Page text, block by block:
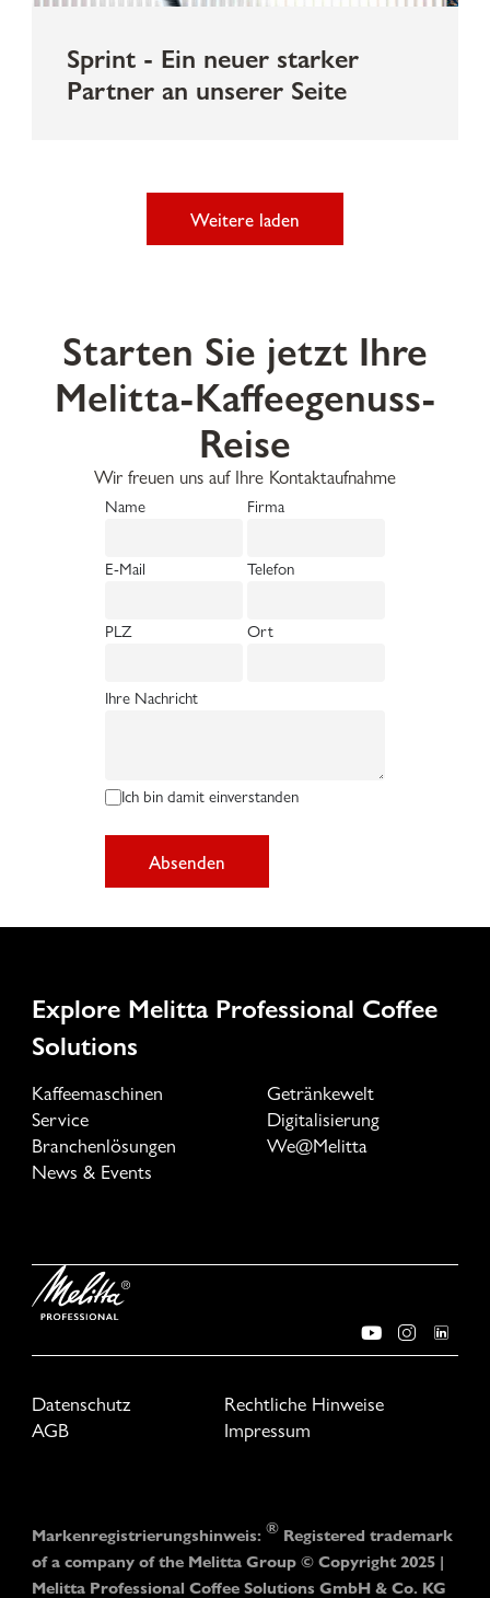
Sprint - Ein neuer starker
Partner an unserer Seite
Weitere laden
Starten Sie jetzt Ihre
Melitta-Kaffeegenuss-
Reise
Wir freuen uns auf Ihre Kontaktaufnahme
Name Firma
E-Mail Telefon
PLZ Ort
Ihre Nachricht
Ich bin damit einverstanden
Absenden
Explore Melitta Professional Coffee
Solutions
Kaffeemaschinen
Getränkewelt
Service
Digitalisierung
Branchenlösungen
We@Melitta
News & Events
Datenschutz
Rechtliche Hinweise
AGB
Impressum
Markenregistrierungshinweis: ® Registered trademark
of a company of the Melitta Group © Copyright 2025 |
Melitta Professional Coffee Solutions GmbH & Co. KG